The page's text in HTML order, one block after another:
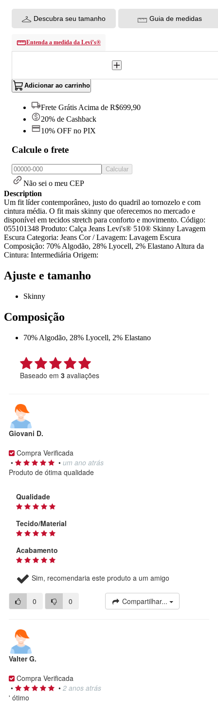
Descubra seu tamanho Guia de medidas
Entenda a medida da Levi’s®
Adicionar ao carrinho
Frete Grátis Acima de R$699,90
20% de Cashback
10% OFF no PIX
Calcule o frete
Calcular
Não sei o meu CEP
Description
Um fit líder contemporâneo, justo do quadril ao tornozelo e com
cintura média. O fit mais skinny que oferecemos no mercado e
disponível em tecidos stretch para conforto e movimento. Código:
055101348 Produto: Calça Jeans Levi's® 510® Skinny Lavagem
Escura Categoria: Jeans Cor / Lavagem: Lavagem Escura
Composição: 70% Algodão, 28% Lyocell, 2% Elastano Altura da
Cintura: Intermediária Origem:
Ajuste e tamanho
Skinny
Composição
70% Algodão, 28% Lyocell, 2% Elastano
Baseado em 3 avaliações
Giovani D.
Compra Verificada
•
• um ano atrás
Produto de ótima qualidade
Qualidade
Tecido/Material
Acabamento
Sim, recomendaria este produto a um amigo
0 0 Compartilhar...
Valter G.
Compra Verificada
•
• 2 anos atrás
' ótimo